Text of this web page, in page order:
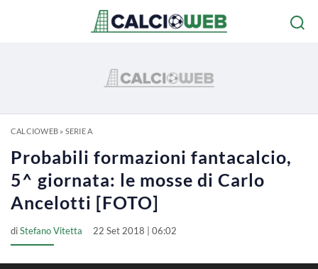
CALCIOWEB» SERIE A
Probabili formazioni fantacalcio,
5^ giornata: le mosse di Carlo
Ancelotti [FOTO]
diStefano Vitetta 22 Set 2018 | 06:02